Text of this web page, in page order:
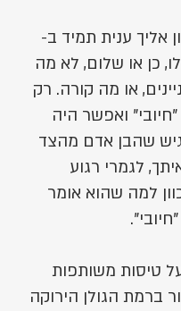
אליך ענית תמיד ב-
כן או שלום, לא מה
או מה קורה. רק
ואפשר היה
שהבן אדם מהצד
לגמרי רגוע
למה שהוא אומר
טיסות משותפות
ברמת הגולן הירוקה